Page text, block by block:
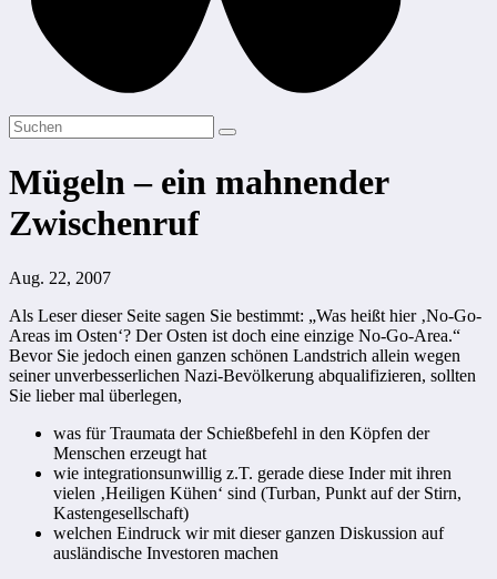
Mügeln – ein mahnender
Zwischenruf
Aug. 22, 2007
Als Leser dieser Seite sagen Sie bestimmt: „Was heißt hier ‚No-Go-
Areas im Osten‘? Der Osten ist doch eine einzige No-Go-Area.“
Bevor Sie jedoch einen ganzen schönen Landstrich allein wegen
seiner unverbesserlichen Nazi-Bevölkerung abqualifizieren, sollten
Sie lieber mal überlegen,
was für Traumata der Schießbefehl in den Köpfen der
Menschen erzeugt hat
wie integrationsunwillig z.T. gerade diese Inder mit ihren
vielen ‚Heiligen Kühen‘ sind (Turban, Punkt auf der Stirn,
Kastengesellschaft)
welchen Eindruck wir mit dieser ganzen Diskussion auf
ausländische Investoren machen